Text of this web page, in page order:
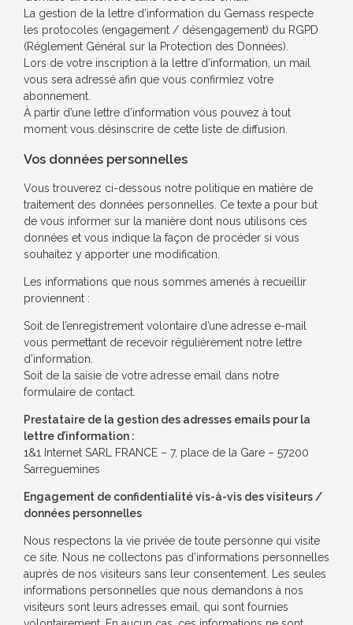
La gestion de la lettre d’information du Gemass respecte
les protocoles (engagement / désengagement) du RGPD
(Réglement Général sur la Protection des Données).
Lors de votre inscription à la lettre d’information, un mail
vous sera adressé afin que vous confirmiez votre
abonnement.
À partir d’une lettre d’information vous pouvez à tout
moment vous désinscrire de cette liste de diffusion.
Vos données personnelles
Vous trouverez ci-dessous notre politique en matière de
traitement des données personnelles. Ce texte a pour but
de vous informer sur la manière dont nous utilisons ces
données et vous indique la façon de procéder si vous
souhaitez y apporter une modification.
Les informations que nous sommes amenés à recueillir
proviennent :
Soit de l’enregistrement volontaire d’une adresse e-mail
vous permettant de recevoir régulièrement notre lettre
d’information.
Soit de la saisie de votre adresse email dans notre
formulaire de contact.
Prestataire de la gestion des adresses emails pour la
lettre d’information :
1&1 Internet SARL FRANCE – 7, place de la Gare – 57200
Sarreguemines
Engagement de confidentialité vis-à-vis des visiteurs /
données personnelles
Nous respectons la vie privée de toute personne qui visite
ce site. Nous ne collectons pas d’informations personnelles
auprès de nos visiteurs sans leur consentement. Les seules
informations personnelles que nous demandons à nos
visiteurs sont leurs adresses email, qui sont fournies